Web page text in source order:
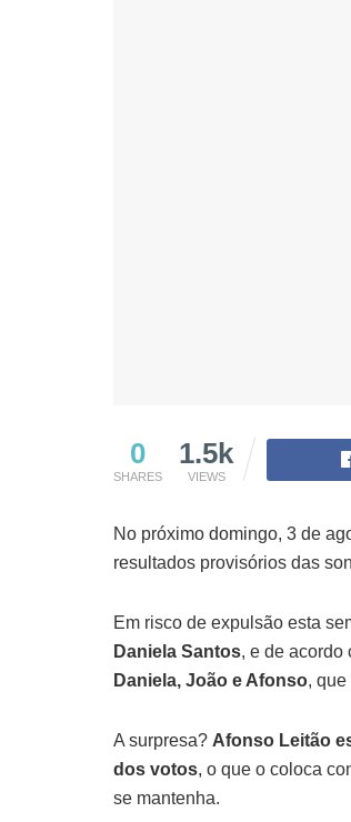
0
SHARES
1.5k
VIEWS
No próximo domingo, 3 de
resultados provisórios das
Em risco de expulsão esta
Daniela Santos, e de
Daniela, João e Afonso,
A surpresa? Afonso Leitão
dos votos, o que o coloca
se mantenha.